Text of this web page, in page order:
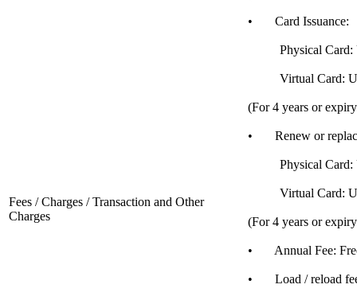
Fees / Charges / Transaction and Other
Charges
• Card Issuance:
Physical Card:
Virtual Card:
(For 4 years or
• Renew or
Physical Card:
Virtual Card:
(For 4 years or
• Annual Fee: Free
• Load / reload